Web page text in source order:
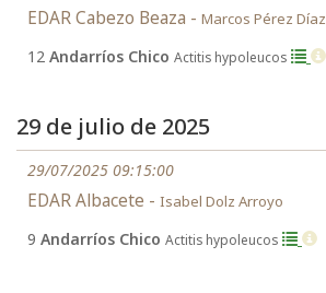
EDAR Cabezo Beaza - Marcos Pérez Díaz
12 Andarríos Chico Actitis hypoleucos
29 de julio de 2025
29/07/2025 09:15:00
EDAR Albacete - Isabel Dolz Arroyo
9 Andarríos Chico Actitis hypoleucos